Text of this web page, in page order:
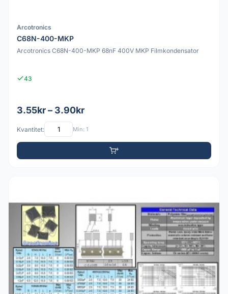
Arcotronics
C68N-400-MKP
Arcotronics C68N-400-MKP 68nF 400V MKP Filmkondensator
43
3.55kr – 3.90kr
Kvantitet: Min: 1